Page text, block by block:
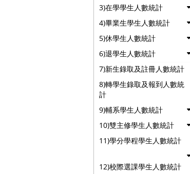
3)在學學生人數統計
4)畢業生學生人數統計
5)休學生人數統計
6)退學生人數統計
7)新生錄取及註冊人數統計
8)轉學生錄取及報到人數統
計
9)輔系學生人數統計
10)雙主修學生人數統計
11)學分學程學生人數統計
12)校際選課學生人數統計